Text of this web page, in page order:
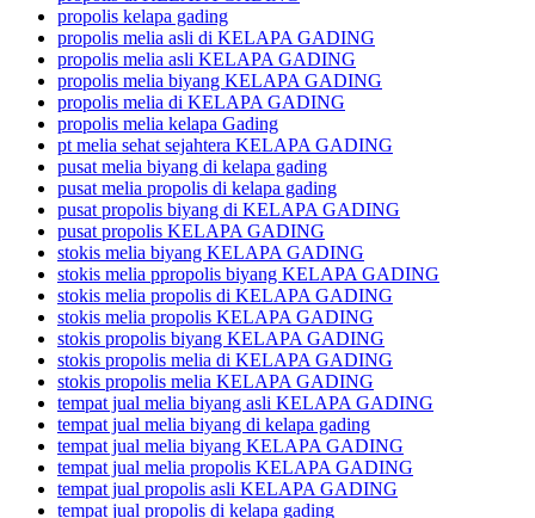
propolis kelapa gading
propolis melia asli di KELAPA GADING
propolis melia asli KELAPA GADING
propolis melia biyang KELAPA GADING
propolis melia di KELAPA GADING
propolis melia kelapa Gading
pt melia sehat sejahtera KELAPA GADING
pusat melia biyang di kelapa gading
pusat melia propolis di kelapa gading
pusat propolis biyang di KELAPA GADING
pusat propolis KELAPA GADING
stokis melia biyang KELAPA GADING
stokis melia ppropolis biyang KELAPA GADING
stokis melia propolis di KELAPA GADING
stokis melia propolis KELAPA GADING
stokis propolis biyang KELAPA GADING
stokis propolis melia di KELAPA GADING
stokis propolis melia KELAPA GADING
tempat jual melia biyang asli KELAPA GADING
tempat jual melia biyang di kelapa gading
tempat jual melia biyang KELAPA GADING
tempat jual melia propolis KELAPA GADING
tempat jual propolis asli KELAPA GADING
tempat jual propolis di kelapa gading